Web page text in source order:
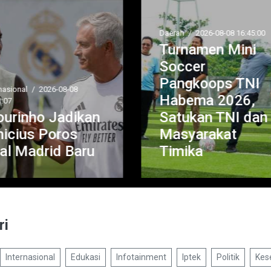
2026-08-08 16:45:00
Mini
TNI
2026,
TNI dan
Serba Serbi / 2026-08-08
HUT Ke-1
XIX Tuanku
Tambusai,
BAKTIKES
Siapkan Operasi
Gratis bagi
Masyarakat
Internasional Edukasi Infotainment Iptek Politik